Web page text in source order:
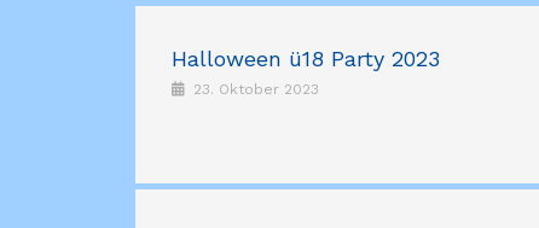
Halloween ü18 Party 2023
23. Oktober 2023